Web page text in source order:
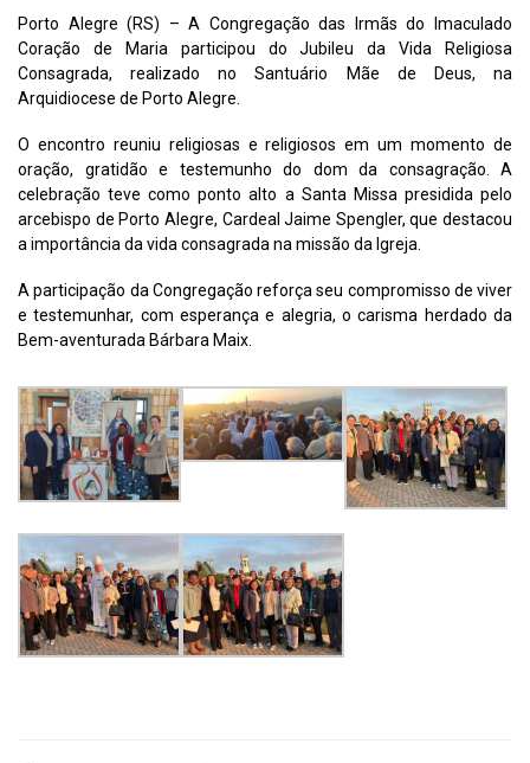
Porto Alegre (RS) – A Congregação das Irmãs do Imaculado
Coração de Maria participou do Jubileu da Vida Religiosa
Consagrada, realizado no Santuário Mãe de Deus, na
Arquidiocese de Porto Alegre.
O encontro reuniu religiosas e religiosos em um momento de
oração, gratidão e testemunho do dom da consagração. A
celebração teve como ponto alto a Santa Missa presidida pelo
arcebispo de Porto Alegre, Cardeal Jaime Spengler, que destacou
a importância da vida consagrada na missão da Igreja.
A participação da Congregação reforça seu compromisso de viver
e testemunhar, com esperança e alegria, o carisma herdado da
Bem-aventurada Bárbara Maix.